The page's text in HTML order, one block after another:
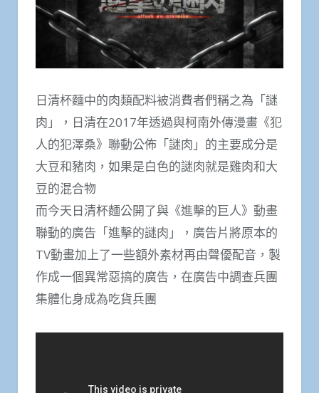
日清杯麵中的肉類配料被消費者們稱之為「謎
肉」，日清在2017年透過與柯南外傳漫畫《犯
人的犯澤桑》聯動公佈「謎肉」的主要成分是
大豆和豬肉，如果是白色的謎肉就是雞肉和大
豆的混合物
而今天日清杯麵公開了與《進擊的巨人》動畫
聯動的廣告「進擊的謎肉」，廣告片將原本的
TV動畫加上了一些額外素材再由聲優配音，製
作成一個異常惡搞的廣告，在廣告中調查兵團
集體化身成為吃貨兵團